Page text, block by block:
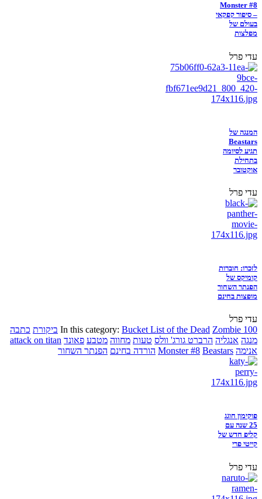
Monster #8
– סיפור קפקאי
בעולם של
מפלצות
עדי פרל
המנגה של
Beastars
תגיע לסיומה
בתחילת
אוקטובר
עדי פרל
לזכרו: חוברות
קומיקס של
הפנתר השחור
מופצות בחינם
עדי פרל
In this category: Bucket List of the Dead Zombie 100 ביקורת כתבה
מנגה אנגליה הרברט גורג' וולס טעות מחווה מטבע פאונד attack on titan
אנימה
Monster #8 Beastars הורדה בחינם הפנתר השחור
פוקימון חוגג
25 שנה עם
קליפ חדש של
קייטי פרי
עדי פרל